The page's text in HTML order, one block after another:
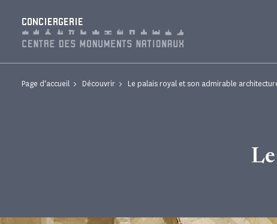
CONCIERGERIE
Page d'accueil Découvrir Le palais royal et son admirable